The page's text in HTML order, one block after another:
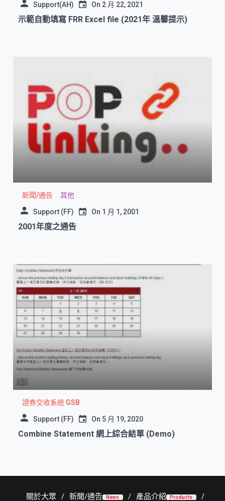
Support(AH) On 2 月 22, 2021
示範自動填寫 FRR Excel file (2021年 溫馨提示)
新聞/通告 其他
Support (FF) On 1 月 1, 2001
2001年度之通告
證券交收系統 GSB
Support (FF) On 5 月 19, 2020
Combine Statement 網上綜合結單 (Demo)
關於大眾 新聞/通告 News 產品介紹 Products